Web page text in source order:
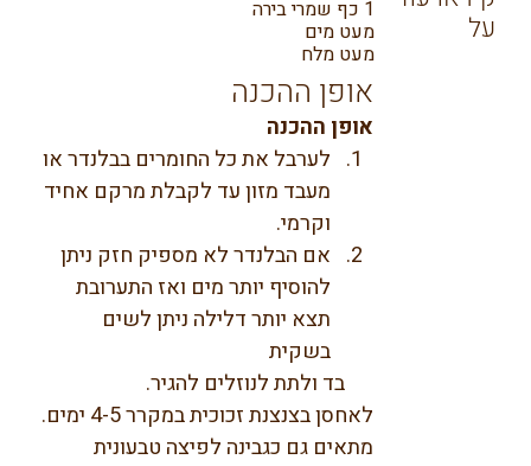
על
1 כף שמרי בירה
מעט מים
מעט מלח
אופן ההכנה
אופן ההכנה
לערבל את כל החומרים בבלנדר או
מעבד מזון עד לקבלת מרקם אחיד
וקרמי.
אם הבלנדר לא מספיק חזק ניתן
להוסיף יותר מים ואז התערובת
תצא יותר דלילה ניתן לשים
בשקית
בד ולתת לנוזלים להגיר.
לאחסן בצנצנת זכוכית במקרר 4-5 ימים.
מתאים גם כגבינה לפיצה טבעונית